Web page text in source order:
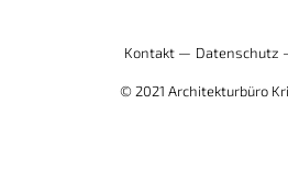
Kontakt — Datenschutz
© 2021 Architekturbüro